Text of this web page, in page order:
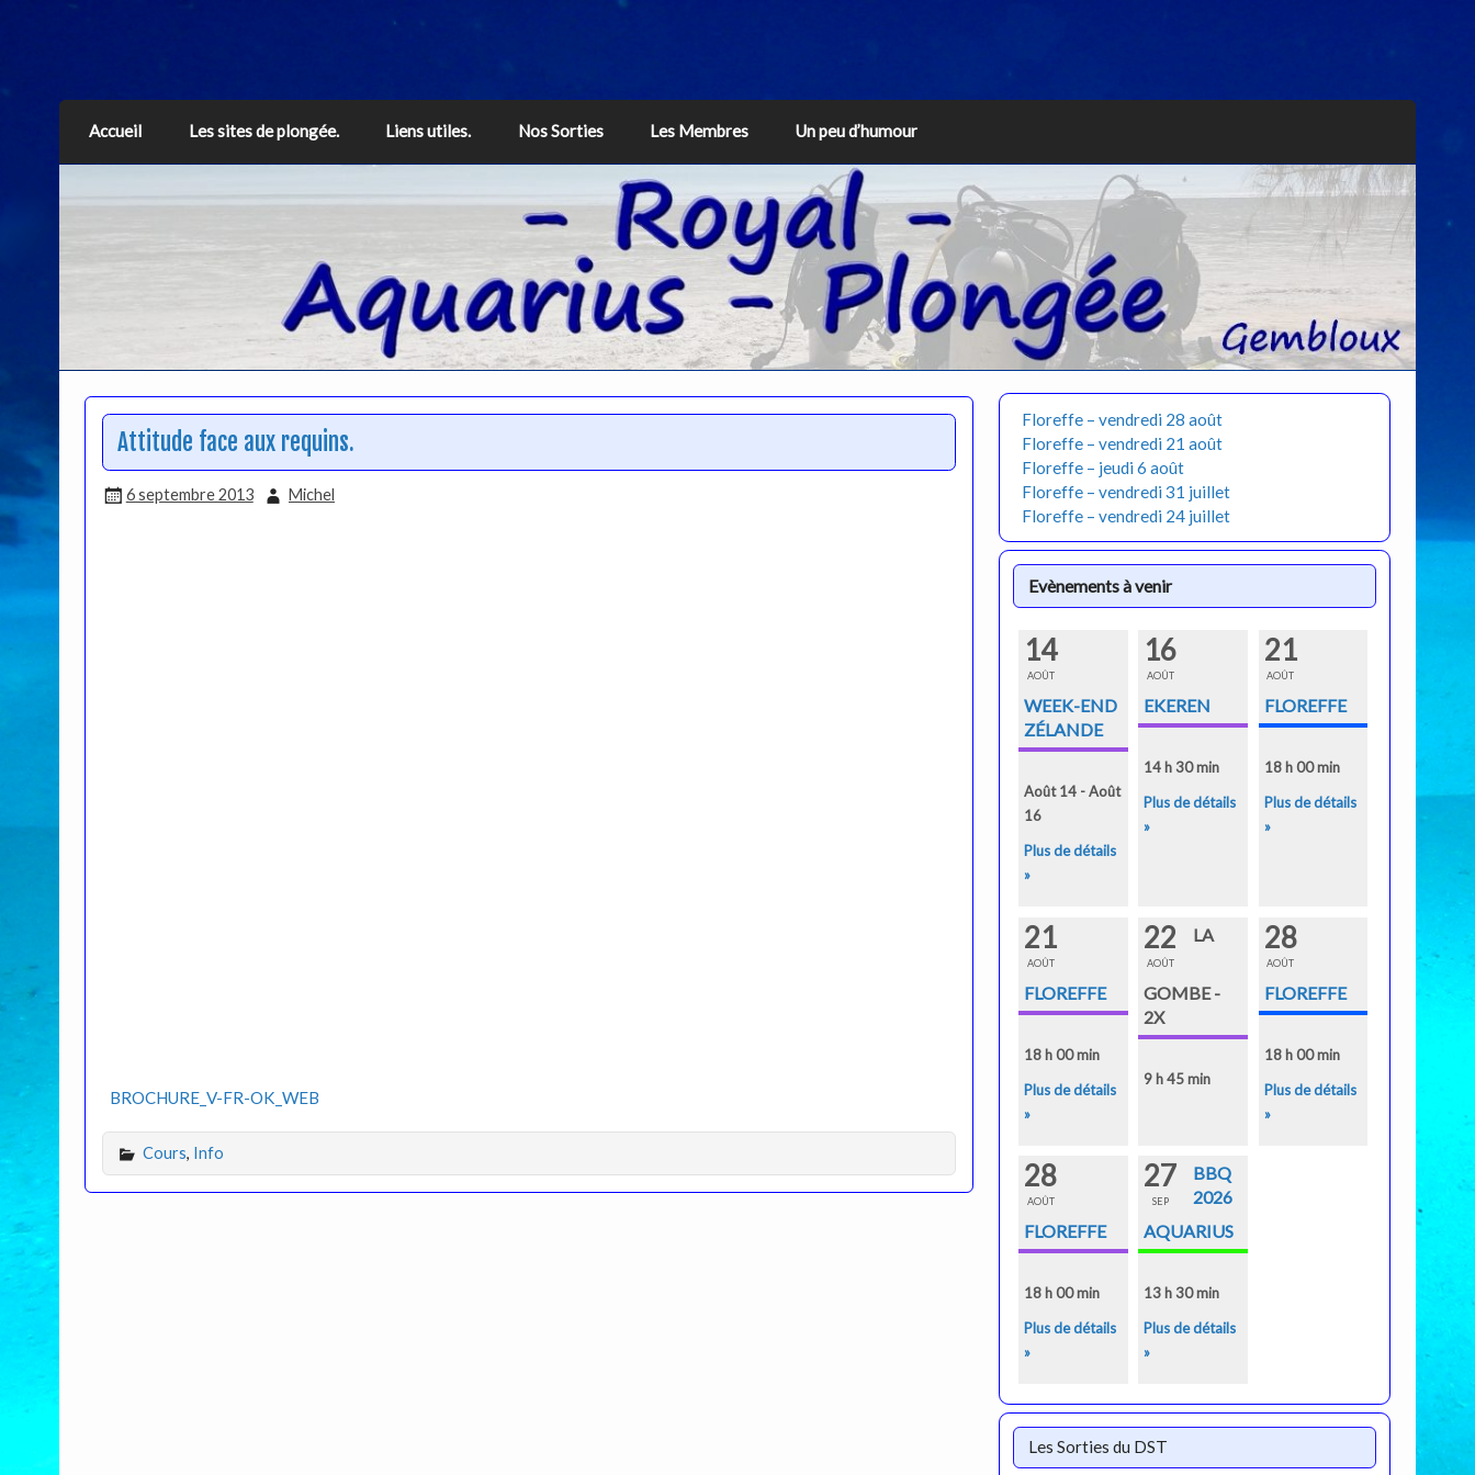
Aquarius
Accueil Les sites de plongée. Liens utiles. Nos Sorties Les Membres Un peu d’humour
Attitude face aux requins.
6 septembre 2013 Michel
BROCHURE_V-FR-OK_WEB
Cours, Info
Floreffe – vendredi 28 août
Floreffe – vendredi 21 août
Floreffe – jeudi 6 août
Floreffe – vendredi 31 juillet
Floreffe – vendredi 24 juillet
Evènements à venir
14
AOÛT
WEEK-END
ZÉLANDE
Août 14 - Août
16
Plus de détails
»
16
AOÛT
EKEREN
14 h 30 min
Plus de détails
»
21
AOÛT
FLOREFFE
18 h 00 min
Plus de détails
»
21
AOÛT
FLOREFFE
18 h 00 min
Plus de détails
»
22
AOÛT
LA
GOMBE -
2X
9 h 45 min
28
AOÛT
FLOREFFE
18 h 00 min
Plus de détails
»
28
AOÛT
FLOREFFE
18 h 00 min
Plus de détails
»
27
SEP
BBQ
2026
AQUARIUS
13 h 30 min
Plus de détails
»
Les Sorties du DST